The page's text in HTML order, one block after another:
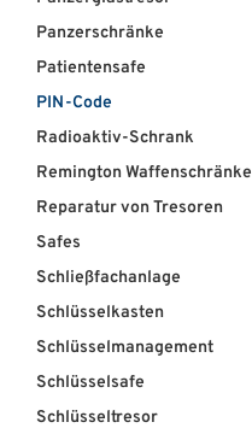
Panzerschränke
Patientensafe
PIN-Code
Radioaktiv-Schrank
Remington Waffenschränke
Reparatur von Tresoren
Safes
Schließfachanlage
Schlüsselkasten
Schlüsselmanagement
Schlüsselsafe
Schlüsseltresor